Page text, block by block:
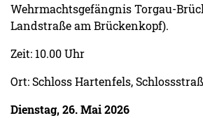
Wehrmachtsgefängnis Torgau-
Landstraße am Brückenkopf).
Zeit: 10.00 Uhr
Ort: Schloss Hartenfels,
Dienstag, 26. Mai 2026